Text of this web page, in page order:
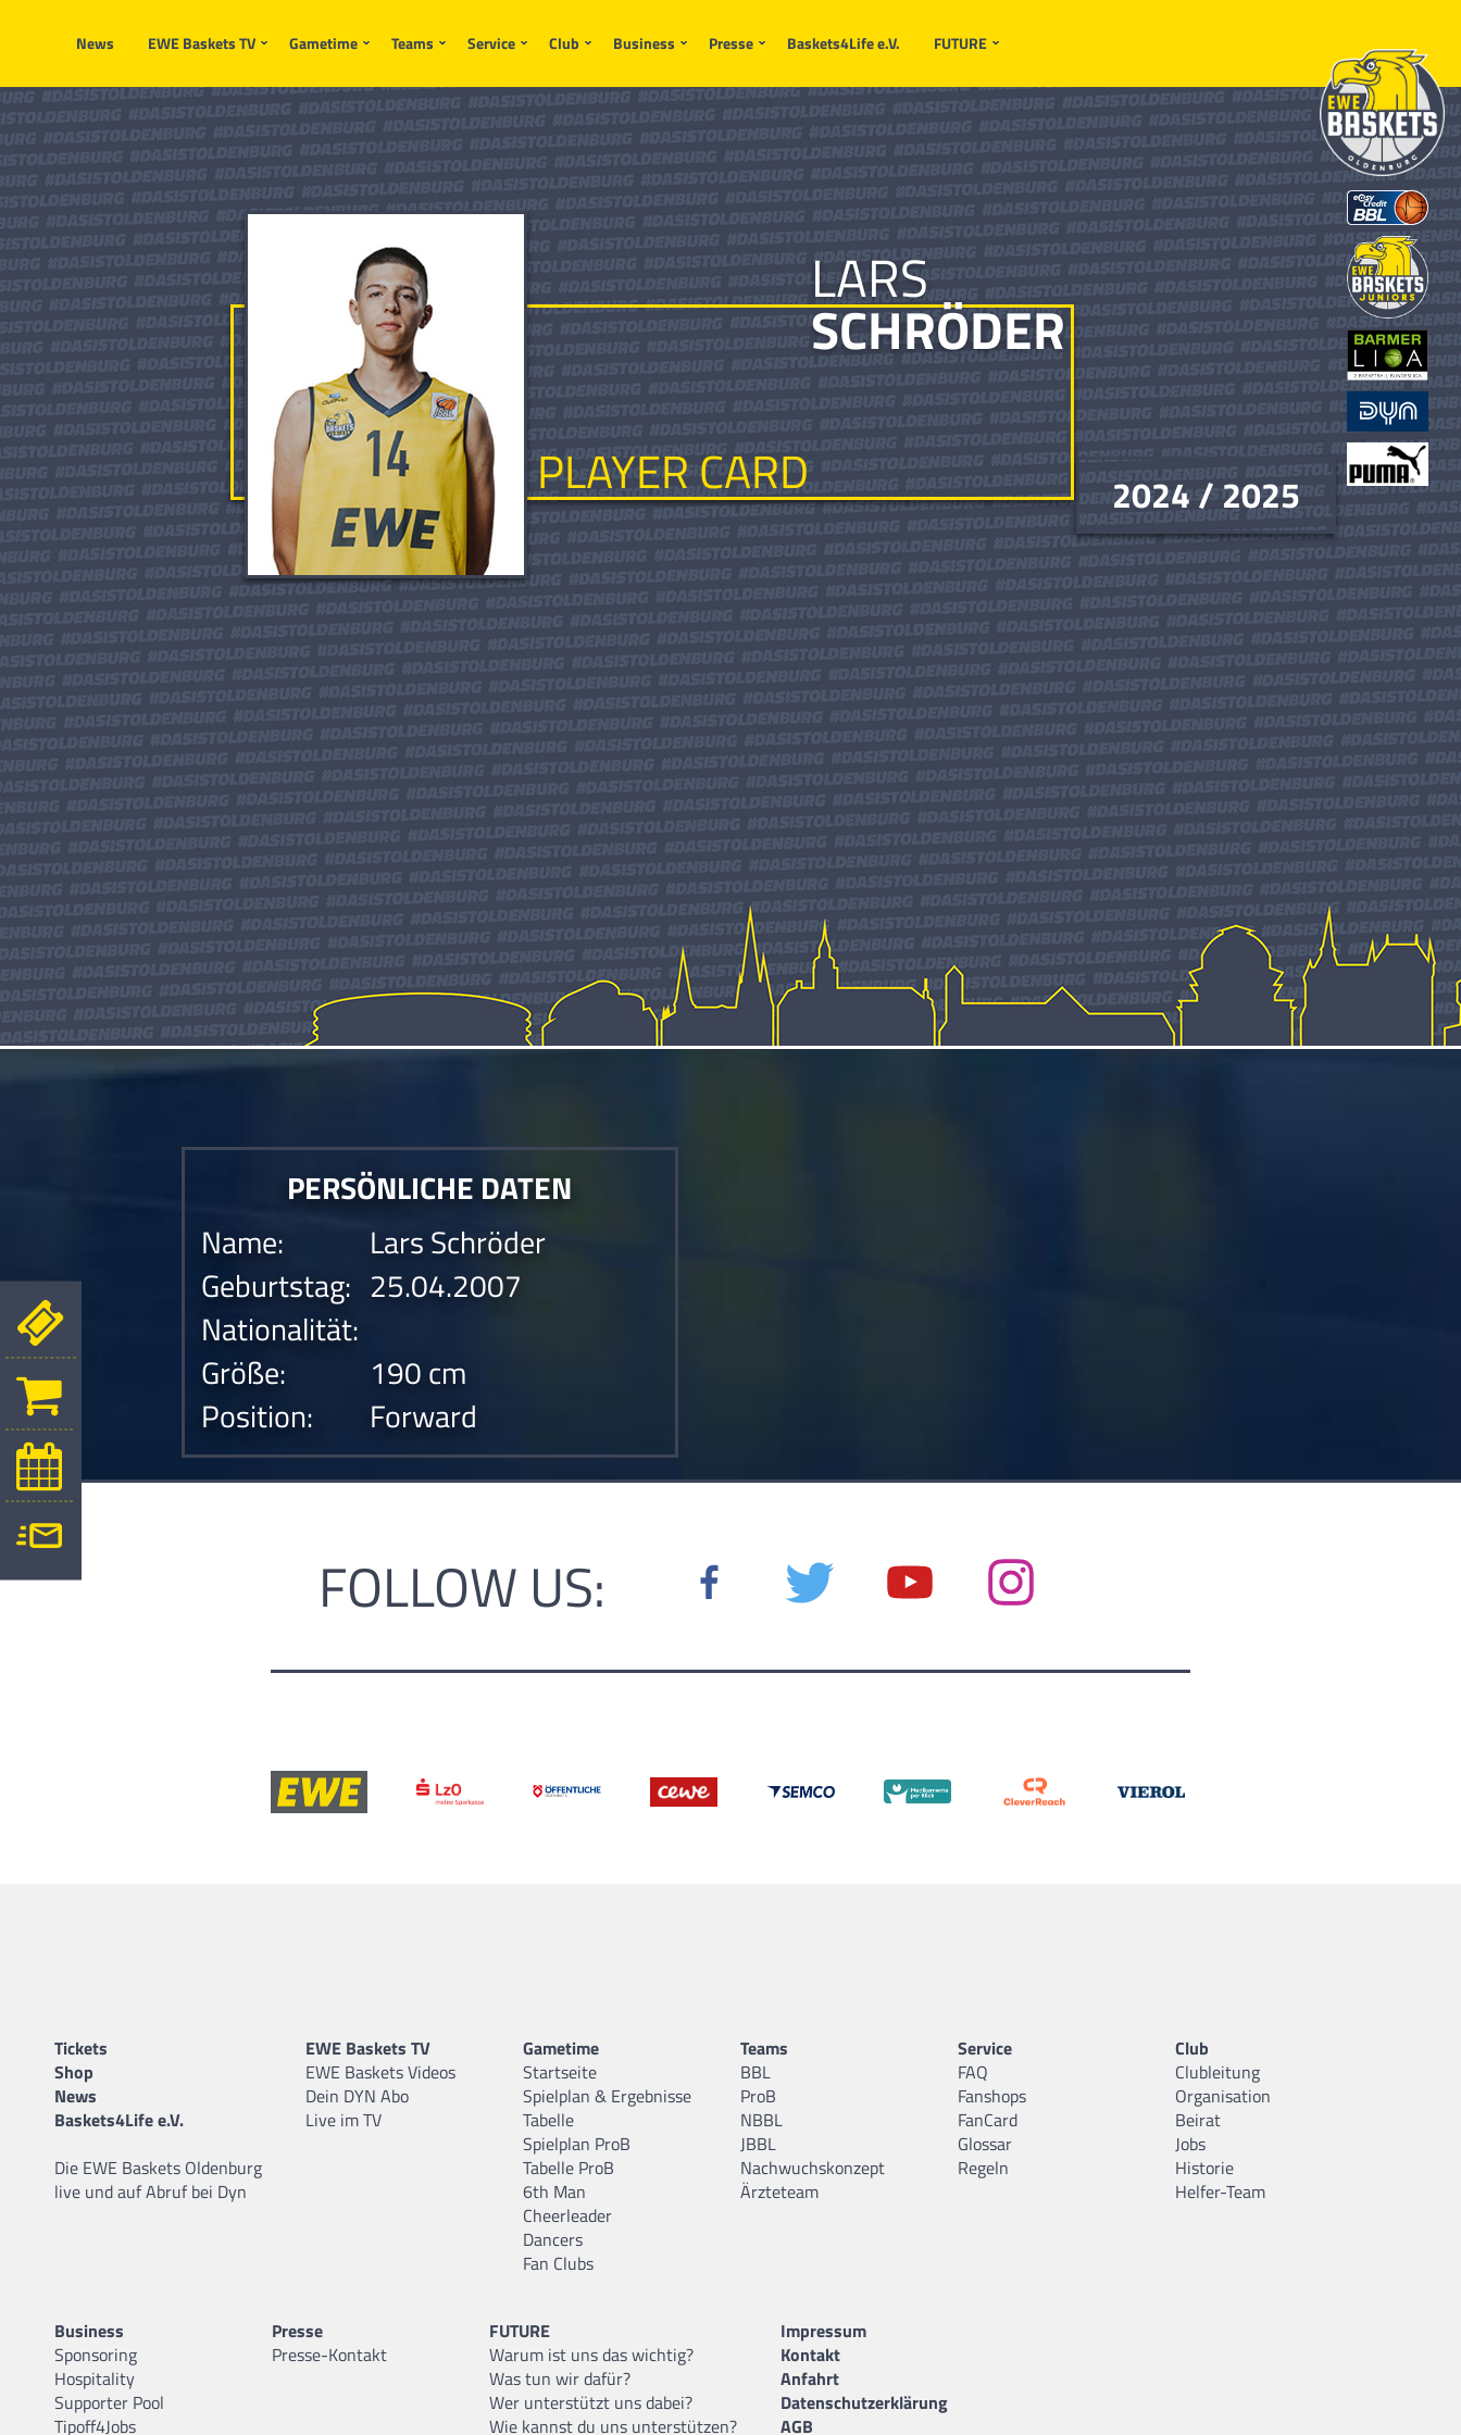
News EWE Baskets TV Gametime Teams Service Club Business Presse Baskets4Life e.V. FUTURE
LARS
SCHRÖDER
PLAYER CARD 2024 / 2025
PERSÖNLICHE DATEN
Name:
Lars Schröder
Geburtstag: 25.04.2007
Nationalität:
Größe:
190 cm
Position:
Forward
FOLLOW US:
Tickets
Shop
News
Baskets4Life e.V.
Die EWE Baskets Oldenburg
live und auf Abruf bei Dyn
EWE Baskets TV
EWE Baskets Videos
Dein DYN Abo
Live im TV
Gametime
Startseite
Spielplan & Ergebnisse
Tabelle
Spielplan ProB
Tabelle ProB
6th Man
Cheerleader
Dancers
Fan Clubs
Teams
BBL
ProB
NBBL
JBBL
Nachwuchskonzept
Ärzteteam
Service
FAQ
Fanshops
FanCard
Glossar
Regeln
Club
Clubleitung
Organisation
Beirat
Jobs
Historie
Helfer-Team
Business
Sponsoring
Hospitality
Supporter Pool
Tipoff4Jobs
Presse
Presse-Kontakt
FUTURE
Warum ist uns das wichtig?
Was tun wir dafür?
Wer unterstützt uns dabei?
Wie kannst du uns unterstützen?
Impressum
Kontakt
Anfahrt
Datenschutzerklärung
AGB